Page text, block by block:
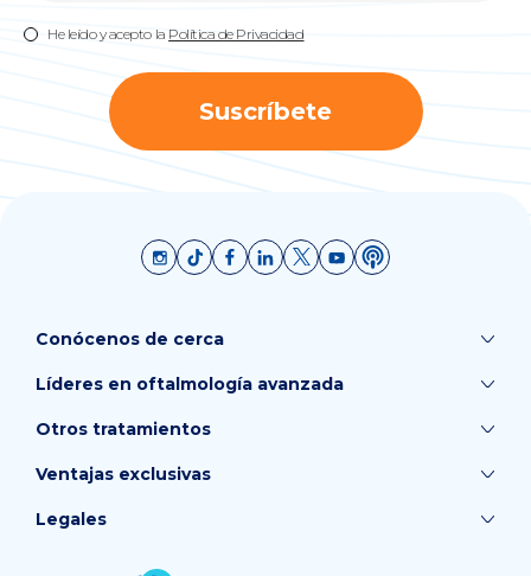
He leído y acepto la Política de Privacidad
Suscríbete
Conócenos de cerca
Líderes en oftalmología avanzada
Otros tratamientos
Ventajas exclusivas
Legales